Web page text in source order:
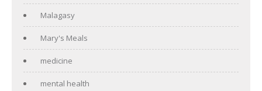
Malagasy
Mary's Meals
medicine
mental health